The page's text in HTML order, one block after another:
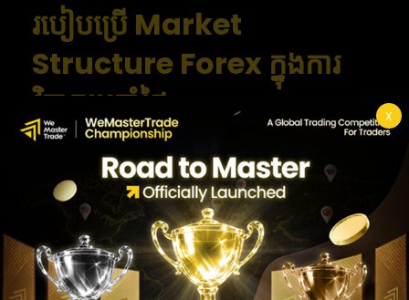
X
របៀបប្រើ Market
Structure Forex ក្នុងការ
វិភាគប្រចាំថ្ងៃ
ចំណេះដឹងទ្រឹស្តីមានតម្លៃ នៅពេលអ្នកយកទៅប្រើជាមួយការ
វិភាគប្រចាំថ្ងៃ។ ខាងក្រោមគឺជាវិធីប្រើ market
structure forex ក្នុង routine trade។
ប្រើ Market Structure ដើម្បី
ស្វែងរក bias មុនចូល trade
មុនចូល session នីមួយៗ សំណួរដំបូងគួរតែជា៖